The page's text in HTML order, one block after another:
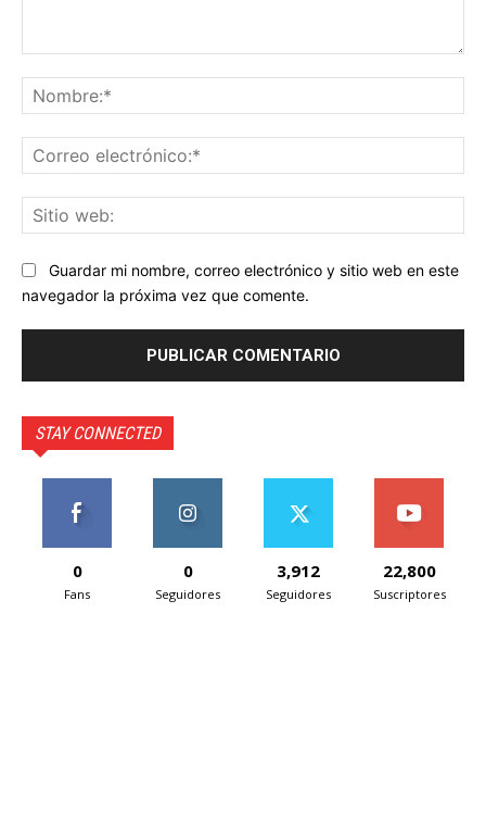
Guardar mi nombre, correo electrónico y sitio web en este
navegador la próxima vez que comente.
STAY CONNECTED
0
Fans
0
Seguidores
3,912
Seguidores
22,800
Suscriptores